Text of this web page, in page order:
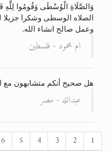
الصلاه الوسطى وشكرا
وعمل صالح انشاء الله.
ام محمود - فلسطين
هل صحيح أنكم متشابهون مع
عبدالله - مصر
1
2
3
4
5
6